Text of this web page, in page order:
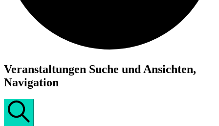
Veranstaltungen
Veranstaltungen Suche und Ansichten,
Navigation